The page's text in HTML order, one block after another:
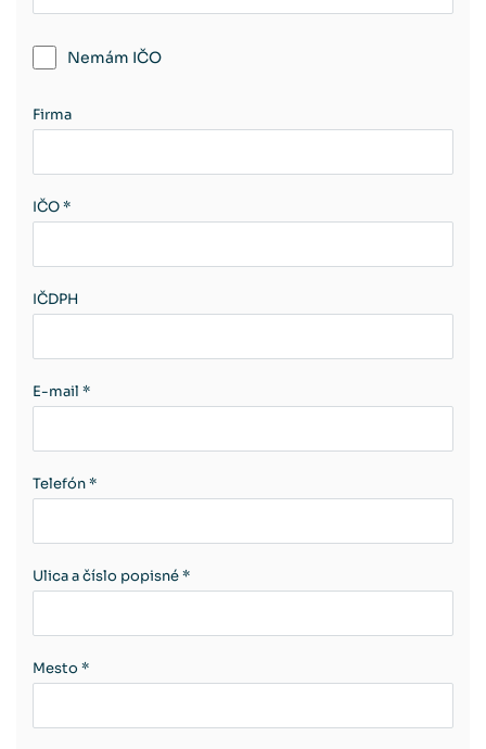
Nemám IČO
Firma
IČO *
IČDPH
E-mail *
Telefón *
Ulica a číslo popisné *
Mesto *